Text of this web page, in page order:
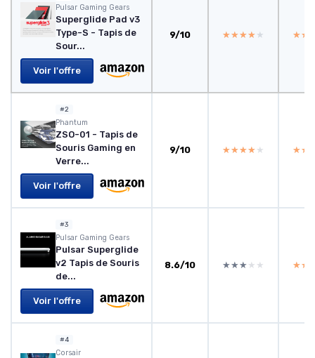
Pulsar Gaming Gears
Superglide Pad v3
Type-S - Tapis de
Sour...
Voir l'offre
9/10 ★★★★★
★★★★★
#2
Phantum
ZSO-01 - Tapis de
Souris Gaming en
Verre...
Voir l'offre
9/10 ★★★★★
★★★★★
#3
Pulsar Gaming Gears
Pulsar Superglide
v2 Tapis de Souris
de...
Voir l'offre
8.6/10 ★★★★★
★★★★★
#4
Corsair